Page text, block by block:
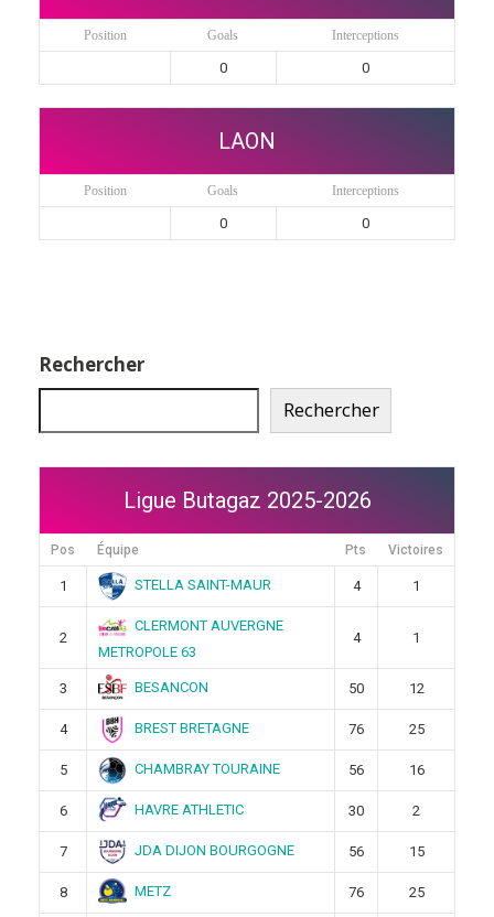
Position Goals Interceptions
0 0
LAON
Position Goals Interceptions
0 0
Rechercher
Rechercher
Ligue Butagaz 2025-2026
Pos Équipe Pts Victoires
1 STELLA SAINT-MAUR 4 1
2
CLERMONT AUVERGNE
METROPOLE 63
4 1
3 BESANCON 50 12
4 BREST BRETAGNE 76 25
5 CHAMBRAY TOURAINE 56 16
6 HAVRE ATHLETIC 30 2
7 JDA DIJON BOURGOGNE 56 15
8 METZ 76 25